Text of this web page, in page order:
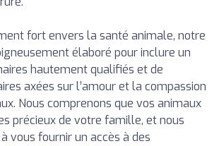
fort envers la santé animale, notre
élaboré pour inclure un
hautement qualifiés et de
axées sur l’amour et la compassion
Nous comprenons que vos animaux
précieux de votre famille, et nous
vous fournir un accès à des